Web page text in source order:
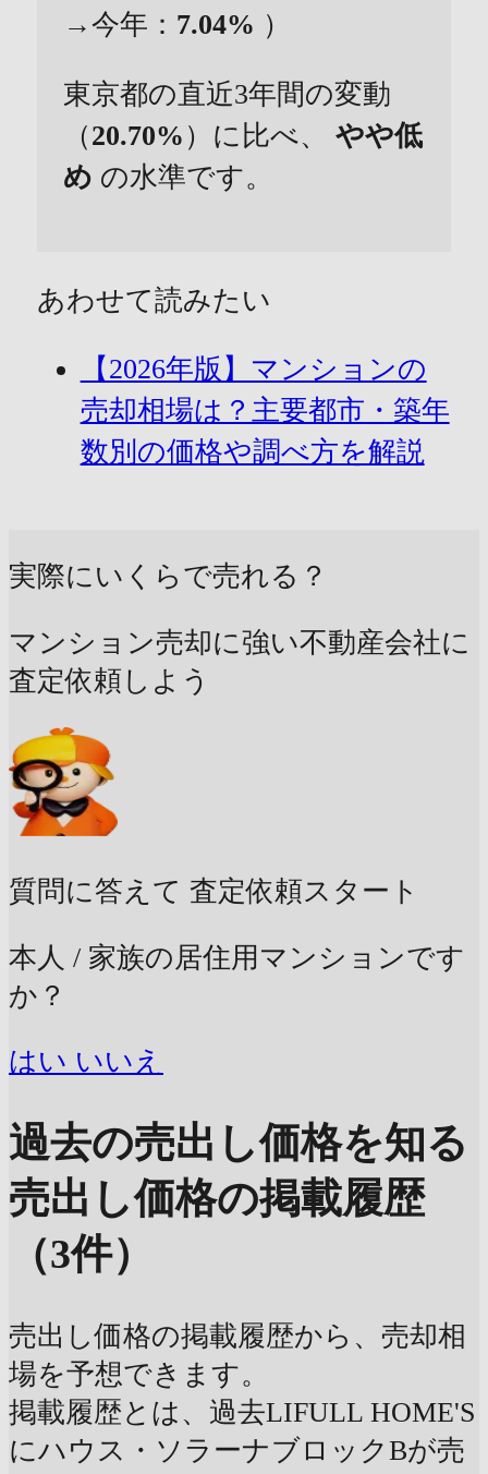
→今年： 7.04% ）
東京都の直近3年間の変動
（20.70% ）に比べ、
やや低
め の水準です。
あわせて読みたい
【2026年版】マンションの
売却相場は？主要都市・築年
数別の価格や調べ方を解説
実際にいくらで売れる？
マンション売却に強い不動産会社に
査定依頼しよう
質問に答えて 査定依頼スタート
本人 / 家族の居住用マンションです
か？
はい いいえ
過去の売出し価格を知る
売出し価格の掲載履歴
（3件）
売出し価格の掲載履歴から、売却相
場を予想できます。
掲載履歴とは、過去LIFULL HOME'S
にハウス・ソラーナブロックBが売